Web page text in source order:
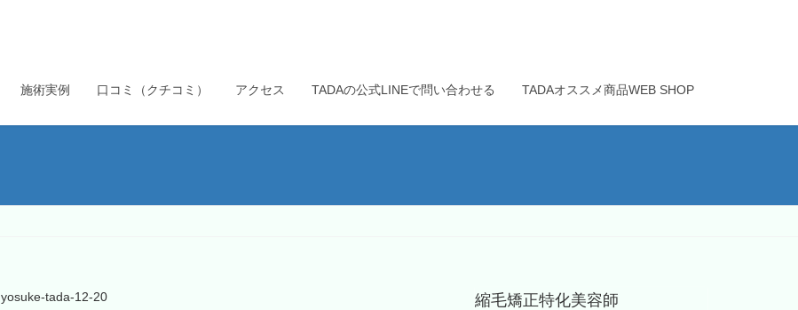
施術実例 口コミ（クチコミ） アクセス TADAの公式LINEで問い合わせる TADAオススメ商品WEB SHOP
yosuke-tada-12-20
縮毛矯正特化美容師